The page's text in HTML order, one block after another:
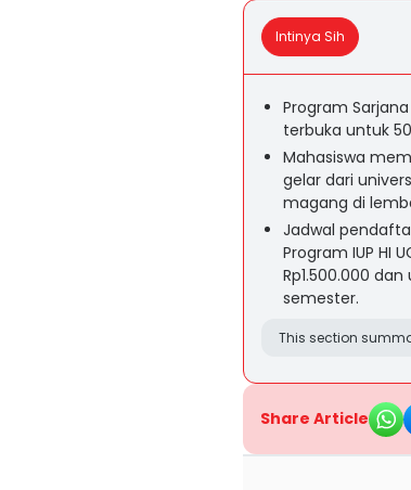
Intinya Sih
Program
terbuka untuk
Mahasiswa
gelar dari
magang di
Jadwal
Program IUP HI
Rp1.500.000
semester.
This section
Share Article